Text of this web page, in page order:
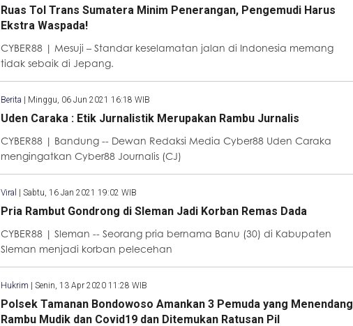
Ruas Tol Trans Sumatera Minim Penerangan, Pengemudi Harus
Ekstra Waspada!
CYBER88 | Mesuji – Standar keselamatan jalan di Indonesia memang
tidak sebaik di Jepang.
Berita Minggu, 06 Jun 2021 16:18 WIB
Uden Caraka : Etik Jurnalistik Merupakan Rambu Jurnalis
CYBER88 | Bandung -- Dewan Redaksi Media Cyber88 Uden Caraka
mengingatkan Cyber88 Journalis (CJ)
Viral Sabtu, 16 Jan 2021 19:02 WIB
Pria Rambut Gondrong di Sleman Jadi Korban Remas Dada
CYBER88 | Sleman -- Seorang pria bernama Banu (30) di Kabupaten
Sleman menjadi korban pelecehan
Hukrim Senin, 13 Apr 2020 11:28 WIB
Polsek Tamanan Bondowoso Amankan 3 Pemuda yang Menendang
Rambu Mudik dan Covid19 dan Ditemukan Ratusan Pil